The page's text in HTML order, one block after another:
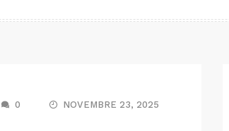
0 NOVEMBRE 23, 2025